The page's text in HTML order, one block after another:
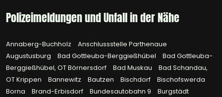
Polizeimeldungen und Unfall in der Nähe
Annaberg-Buchholz
Anschlussstelle Parthenaue
Augustusburg
Bad Gottleuba-Berggießhübel
Bad Gottleuba-
Berggießhübel, OT Börnersdorf
Bad Muskau
Bad Schandau,
OT Krippen
Bannewitz Bautzen Bischdorf
Bischofswerda
Borna
Brand-Erbisdorf Bundesautobahn 9
Burgstädt